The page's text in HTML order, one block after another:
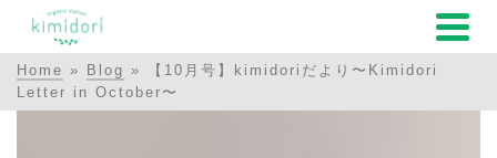
Home » Blog »
【10月号】kimidoriだより〜Kimidori
Letter in October〜